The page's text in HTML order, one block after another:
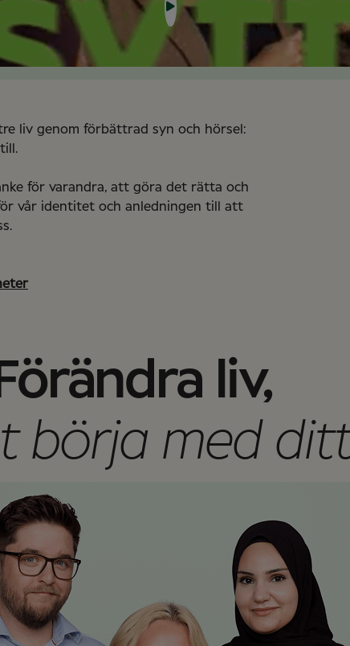
liv genom förbättrad syn och hörsel:
för varandra, att göra det rätta och
vår identitet och anledningen till att
Förändra liv,
börja med